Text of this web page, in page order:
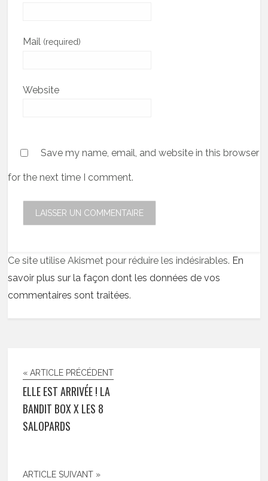
Mail (required)
Website
Save my name, email, and website in this browser
for the next time I comment.
Ce site utilise Akismet pour réduire les indésirables. En
savoir plus sur la façon dont les données de vos
commentaires sont traitées.
« ARTICLE PRÉCÉDENT
ELLE EST ARRIVÉE ! LA
BANDIT BOX X LES 8
SALOPARDS
ARTICLE SUIVANT »